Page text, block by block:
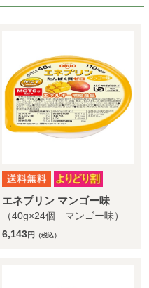
エネプリン マンゴー味
（40g×24個 マンゴー味）
6,143円 （税込）